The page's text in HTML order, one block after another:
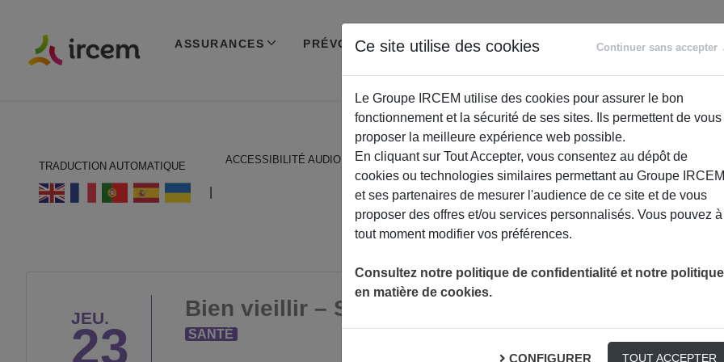
ASSURANCES PRÉVOYANCE RETRAITE
ACCOMPAGNEMENT
TRADUCTION AUTOMATIQUE
ACCESSIBILITÉ AUDIO
JEU.
23
Bien vieillir – Sophrologie – Séance 2
SANTÉ
Ce site utilise des cookies Continuer sans accepter
Le Groupe IRCEM utilise des cookies pour assurer le bon
fonctionnement et la sécurité de ses sites. Ils permettent de vous
proposer la meilleure expérience web possible.
En cliquant sur Tout Accepter, vous consentez au dépôt de
cookies ou technologies similaires permettant au Groupe IRCEM
et ses partenaires de mesurer l'audience de ce site et de vous
proposer des offres et/ou services personnalisés. Vous pouvez à
tout moment modifier vos préférences.
Consultez notre politique de confidentialité et notre politique
en matière de cookies.
CONFIGURER TOUT ACCEPTER